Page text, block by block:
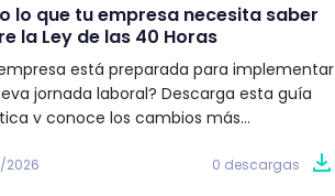
lo que tu empresa necesita saber
la Ley de las 40 Horas
está preparada para implementar
jornada laboral? Descarga esta guía
y conoce los cambios más
de implementación y las acciones
2026 0 descargas